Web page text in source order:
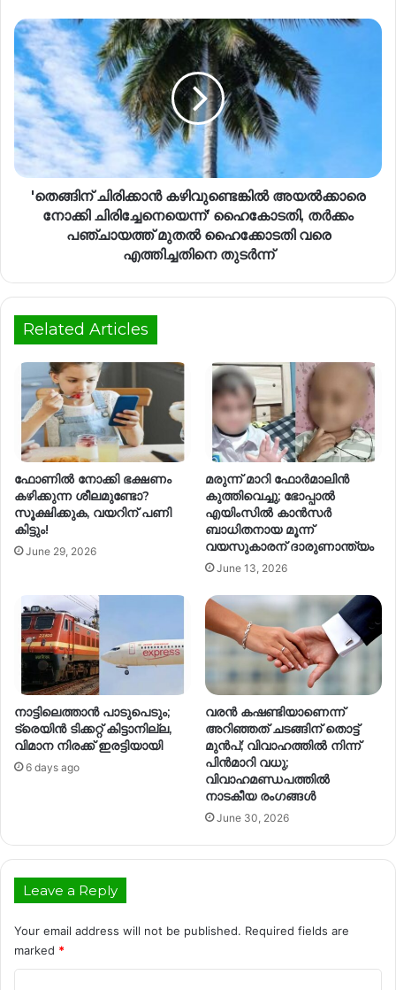
'തെങ്ങിന് ചിരിക്കാൻ കഴിവുണ്ടെങ്കിൽ അയൽക്കാരെ
നോക്കി ചിരിച്ചേനെയെന്ന്' ഹൈകോടതി, തർക്കം
പഞ്ചായത്ത് മുതൽ ഹൈക്കോടതി വരെ
എത്തിച്ചതിനെ തുടർന്ന്
Related Articles
ഫോണിൽ നോക്കി ഭക്ഷണം
കഴിക്കുന്ന ശീലമുണ്ടോ?
സൂക്ഷിക്കുക, വയറിന് പണി
കിട്ടും!
June 29, 2026
മരുന്ന് മാറി ഫോർമാലിൻ
കുത്തിവെച്ചു; ഭോപ്പാൽ
എയിംസിൽ കാൻസർ
ബാധിതനായ മൂന്ന്
വയസുകാരന് ദാരുണാന്ത്യം
June 13, 2026
നാട്ടിലെത്താൻ പാടുപെടും;
ട്രെയിൻ ടിക്കറ്റ് കിട്ടാനില്ല,
വിമാന നിരക്ക് ഇരട്ടിയായി
6 days ago
വരൻ കഷണ്ടിയാണെന്ന്
അറിഞ്ഞത് ചടങ്ങിന് തൊട്ട്
മുൻപ്; വിവാഹത്തിൽ നിന്ന്
പിൻമാറി വധു;
വിവാഹമണ്ഡപത്തിൽ
നാടകീയ രംഗങ്ങൾ
June 30, 2026
Leave a Reply
Your email address will not be published. Required fields are
marked *